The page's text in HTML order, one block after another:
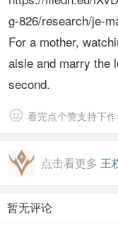
g-826/research/je-
For a mother,
aisle and marry the
second.
 看完点个赞支持下作
点击看更多 王
暂无评论